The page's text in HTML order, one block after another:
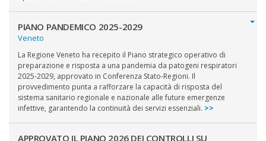
PIANO PANDEMICO 2025-2029
Veneto
La Regione Veneto ha recepito il Piano strategico operativo di
preparazione e risposta a una pandemia da patogeni respiratori
2025-2029, approvato in Conferenza Stato-Regioni. Il
provvedimento punta a rafforzare la capacità di risposta del
sistema sanitario regionale e nazionale alle future emergenze
infettive, garantendo la continuità dei servizi essenziali. >>
APPROVATO IL PIANO 2026 DEI CONTROLLI SU